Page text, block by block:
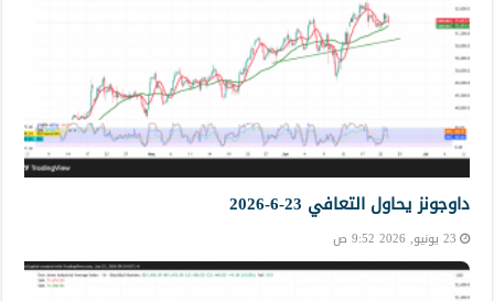
داوجونز يحاول التعافي 23-6-2026
23 يونيو, 2026 9:52 ص